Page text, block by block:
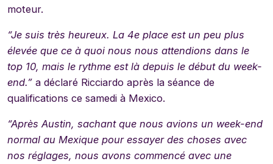
moteur.
“Je suis très heureux. La 4e place est un peu plus
élevée que ce à quoi nous nous attendions dans le
top 10, mais le rythme est là depuis le début du week-
end.” a déclaré Ricciardo après la séance de
qualifications ce samedi à Mexico.
“Après Austin, sachant que nous avions un week-end
normal au Mexique pour essayer des choses avec
nos réglages, nous avons commencé avec une